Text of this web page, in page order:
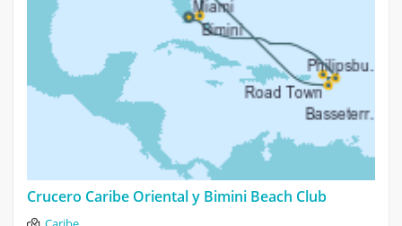
Crucero Caribe Oriental y Bimini Beach Club